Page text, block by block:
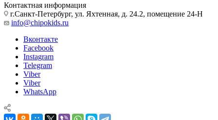
Контактная информация
г.Санкт-Петербург, ул. Яхтенная, д. 24.2, помещение 24-Н
info@chipokids.ru
Вконтакте
Facebook
Instagram
Telegram
Viber
Viber
WhatsApp